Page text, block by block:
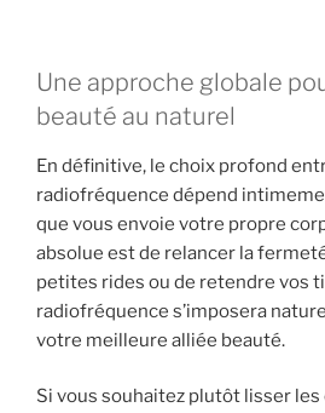
Une approche globale
beauté au naturel
En définitive, le choix profond
radiofréquence dépend
que vous envoie votre propre
absolue est de relancer la
petites rides ou de retendre vos
radiofréquence s’imposera
votre meilleure alliée beauté.
Si vous souhaitez plutôt lisser